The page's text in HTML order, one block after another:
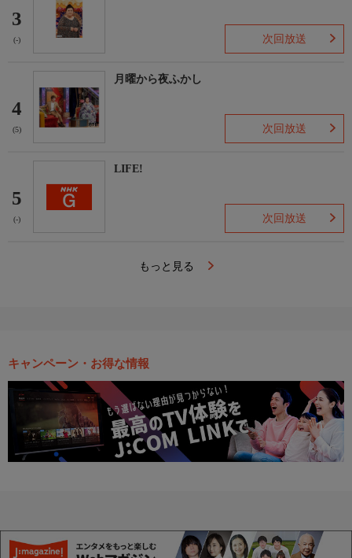
3
(-) 次回放送
4
(5)
月曜から夜ふかし
次回放送
5
(-)
LIFE!
次回放送
もっと見る
キャンペーン・お得な情報